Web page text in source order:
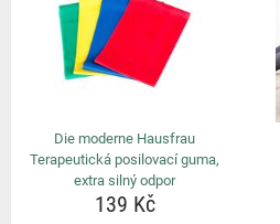
Die moderne Hausfrau
Terapeutická posilovací guma,
extra silný odpor
139 Kč